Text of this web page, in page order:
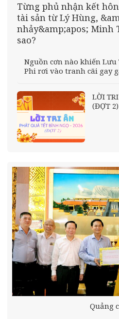
Từng phủ nhận kết
tài sản từ Lý Hùng,
nhảy&amp;apos; Minh
sao?
Nguồn cơn nào khiến
Phi rơi vào tranh cãi gay
LỜI
(ĐỢT 2)
Quảng